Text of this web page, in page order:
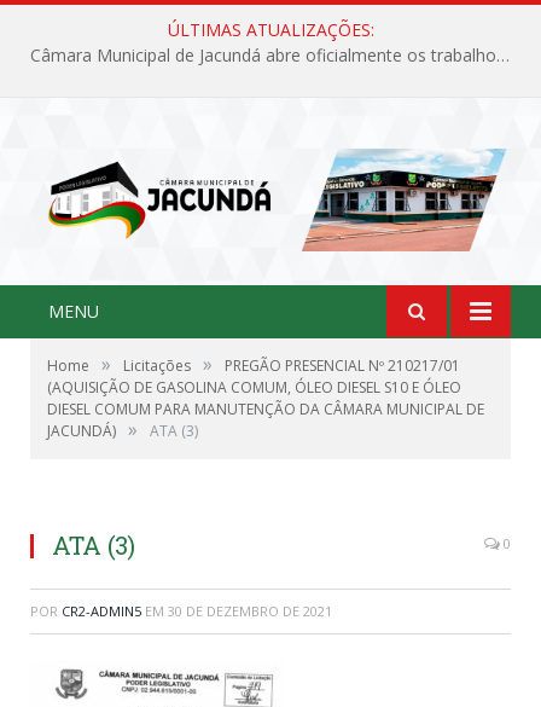
ÚLTIMAS ATUALIZAÇÕES:
Câmara Municipal de Jacundá abre oficialmente os trabalhos legislativos de 2026
MENU
Home » Licitações »
PREGÃO PRESENCIAL Nº 210217/01
(AQUISIÇÃO DE GASOLINA COMUM, ÓLEO DIESEL S10 E ÓLEO
DIESEL COMUM PARA MANUTENÇÃO DA CÂMARA MUNICIPAL DE
JACUNDÁ) » ATA (3)
ATA (3) 0
POR CR2-ADMIN5 EM 30 DE DEZEMBRO DE 2021